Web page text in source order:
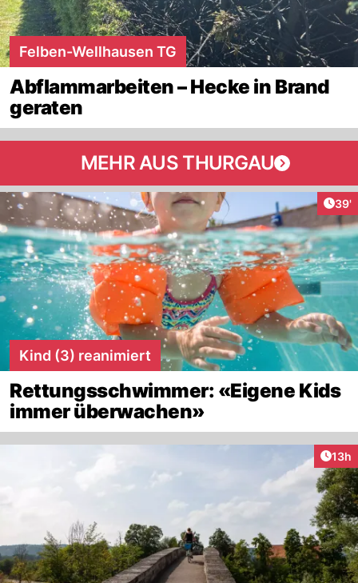
Felben-Wellhausen TG
Abflammarbeiten – Hecke in Brand
geraten
MEHR AUS THURGAU
39'
Kind (3) reanimiert
Rettungsschwimmer: «Eigene Kids
immer überwachen»
13h